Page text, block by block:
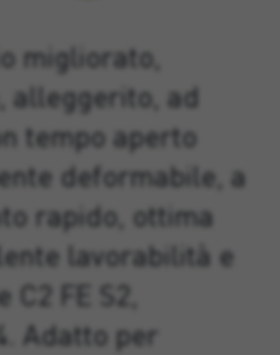
migliorato,
alleggerito, ad
tempo aperto
deformabile, a
rapido, ottima
lavorabilità e
FE S2,
Adatto per